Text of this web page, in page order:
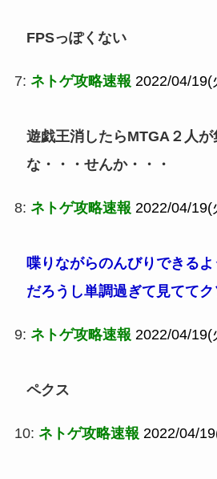
FPSっぽくない
7: ネトゲ攻略速報 2022/04/19(
遊戯王消したらMTGA２人
な・・・せんか・・・
8: ネトゲ攻略速報 2022/04/19(
喋りながらのんびりできる
だろうし単調過ぎて見てて
9: ネトゲ攻略速報 2022/04/19(
ペクス
10: ネトゲ攻略速報 2022/04/